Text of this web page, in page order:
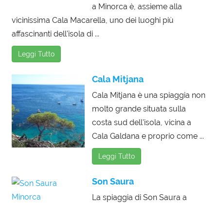
a Minorca è, assieme alla
vicinissima Cala Macarella, uno dei luoghi più
affascinanti dell'isola di ...
Leggi Tutto
Cala Mitjana
Cala Mitjana è una spiaggia non
molto grande situata sulla
costa sud dell'isola, vicina a
Cala Galdana e proprio come ...
Leggi Tutto
Son Saura
La spiaggia di Son Saura a